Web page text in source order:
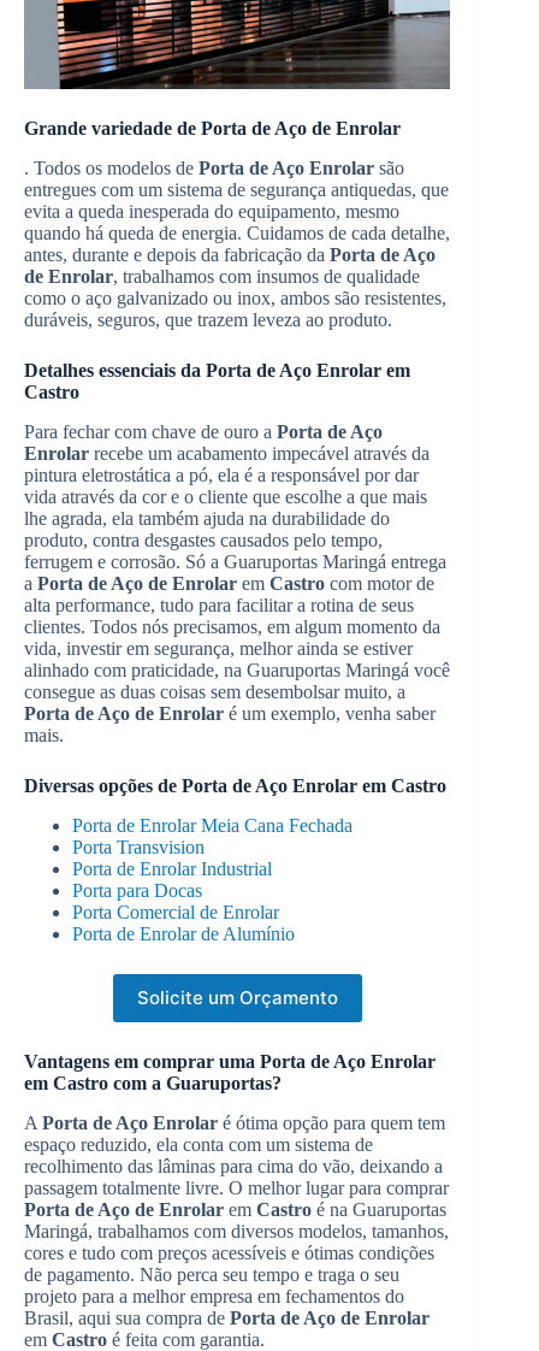
Grande variedade de Porta de Aço de Enrolar
. Todos os modelos de Porta de Aço Enrolar são
entregues com um sistema de segurança antiquedas, que
evita a queda inesperada do equipamento, mesmo
quando há queda de energia. Cuidamos de cada detalhe,
antes, durante e depois da fabricação da Porta de Aço
de Enrolar, trabalhamos com insumos de qualidade
como o aço galvanizado ou inox, ambos são resistentes,
duráveis, seguros, que trazem leveza ao produto.
Detalhes essenciais da Porta de Aço Enrolar em
Castro
Para fechar com chave de ouro a Porta de Aço
Enrolar recebe um acabamento impecável através da
pintura eletrostática a pó, ela é a responsável por dar
vida através da cor e o cliente que escolhe a que mais
lhe agrada, ela também ajuda na durabilidade do
produto, contra desgastes causados pelo tempo,
ferrugem e corrosão. Só a Guaruportas Maringá entrega
a Porta de Aço de Enrolar em Castro com motor de
alta performance, tudo para facilitar a rotina de seus
clientes. Todos nós precisamos, em algum momento da
vida, investir em segurança, melhor ainda se estiver
alinhado com praticidade, na Guaruportas Maringá você
consegue as duas coisas sem desembolsar muito, a
Porta de Aço de Enrolar é um exemplo, venha saber
mais.
Diversas opções de Porta de Aço Enrolar em Castro
Porta de Enrolar Meia Cana Fechada
Porta Transvision
Porta de Enrolar Industrial
Porta para Docas
Porta Comercial de Enrolar
Porta de Enrolar de Alumínio
Solicite um Orçamento
Vantagens em comprar uma Porta de Aço Enrolar
em Castro com a Guaruportas?
A Porta de Aço Enrolar é ótima opção para quem tem
espaço reduzido, ela conta com um sistema de
recolhimento das lâminas para cima do vão, deixando a
passagem totalmente livre. O melhor lugar para comprar
Porta de Aço de Enrolar em Castro é na Guaruportas
Maringá, trabalhamos com diversos modelos, tamanhos,
cores e tudo com preços acessíveis e ótimas condições
de pagamento. Não perca seu tempo e traga o seu
projeto para a melhor empresa em fechamentos do
Brasil, aqui sua compra de Porta de Aço de Enrolar
em Castro é feita com garantia.